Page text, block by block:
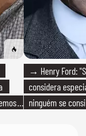
→ Henry Ford:
considera
ninguém se